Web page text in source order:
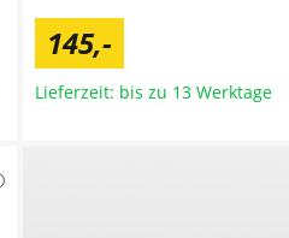
145,-
Lieferzeit: bis zu 13 Werktage